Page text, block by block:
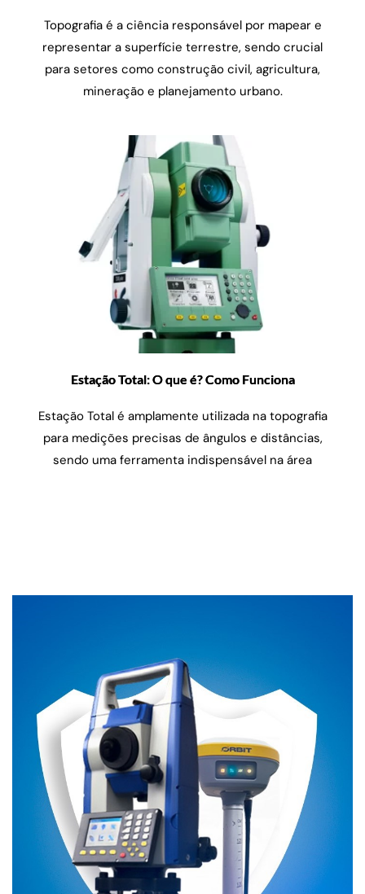
Topografia é a ciência responsável por mapear e
representar a superfície terrestre, sendo crucial
para setores como construção civil, agricultura,
mineração e planejamento urbano.
Estação Total: O que é? Como Funciona
Estação Total é amplamente utilizada na topografia
para medições precisas de ângulos e distâncias,
sendo uma ferramenta indispensável na área